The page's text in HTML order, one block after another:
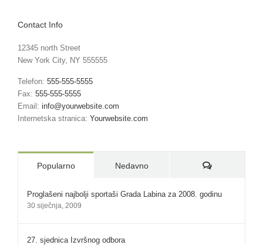
Contact Info
12345 north Street
New York City, NY 555555
Telefon: 555-555-5555
Fax: 555-555-5555
Email: info@yourwebsite.com
Internetska stranica: Yourwebsite.com
Popularno Nedavno Komentari:
Proglašeni najbolji sportaši Grada Labina za 2008. godinu
30 siječnja, 2009
27. sjednica Izvršnog odbora